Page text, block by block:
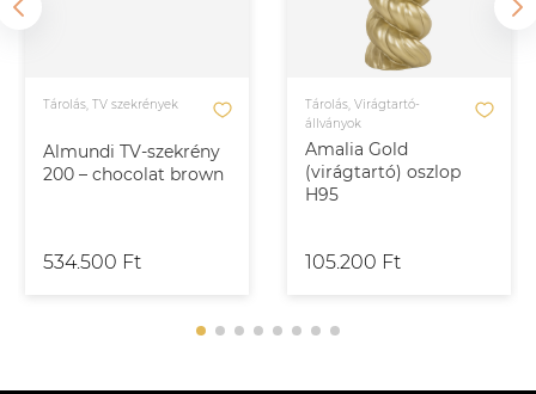
Almundi TV-szekrény
200 – chocolat brown
Tárolás, TV szekrények
534.500 Ft
Amalia Gold
(virágtartó) oszlop
H95
Tárolás, Virágtartó-
állványok
105.200 Ft